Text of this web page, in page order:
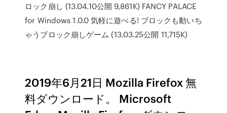
ロック崩し (13.04.10公開 9,861K) FANCY PALACE
for Windows 1.0.0 気軽に遊べる! ブロックも動いち
ゃうブロック崩しゲーム (13.03.25公開 11,715K)
2019年6月21日 Mozilla Firefox 無
料ダウンロード。 Microsoft